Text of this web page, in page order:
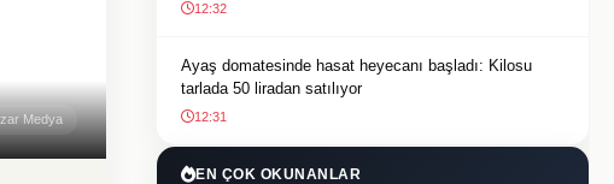
Medya
12:32
Ayaş domatesinde hasat heyecanı başladı: Kilosu
tarlada 50 liradan satılıyor
12:31
EN ÇOK OKUNANLAR